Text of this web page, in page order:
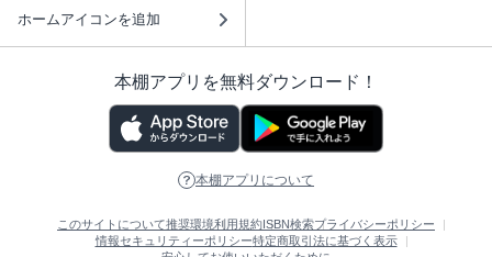
ホームアイコンを追加
本棚アプリを無料ダウンロード！
本棚アプリについて
このサイトについて推奨環境利用規約ISBN検索プライバシーポリシー
情報セキュリティーポリシー特定商取引法に基づく表示